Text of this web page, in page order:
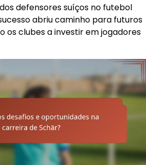
defensores suíços no futebol
abriu caminho para futuros
os clubes a investir em jogadores